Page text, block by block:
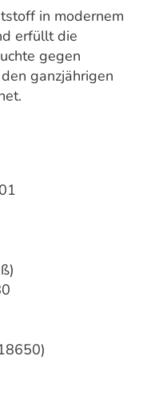
in modernem
erfüllt die
gegen
ganzjährigen